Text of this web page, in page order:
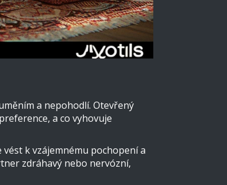
a nepohodlí. Otevřený
a co vyhovuje
k vzájemnému pochopení a
zdráhavý nebo nervózní,